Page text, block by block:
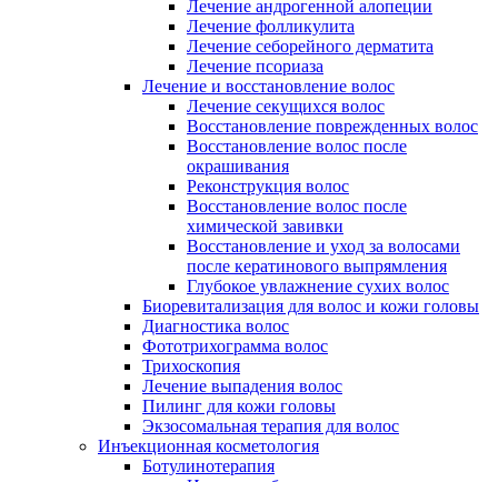
Лечение андрогенной алопеции
Лечение фолликулита
Лечение себорейного дерматита
Лечение псориаза
Лечение и восстановление волос
Лечение секущихся волос
Восстановление поврежденных волос
Восстановление волос после
окрашивания
Реконструкция волос
Восстановление волос после
химической завивки
Восстановление и уход за волосами
после кератинового выпрямления
Глубокое увлажнение сухих волос
Биоревитализация для волос и кожи головы
Диагностика волос
Фототрихограмма волос
Трихоскопия
Лечение выпадения волос
Пилинг для кожи головы
Экзосомальная терапия для волос
Инъекционная косметология
Ботулинотерапия